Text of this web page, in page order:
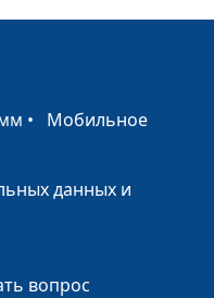
Любимов
• Мобильное
данных и
вопрос